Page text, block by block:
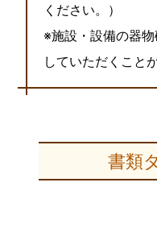
ください。）
※施設・設備の器
していただくこと
書類